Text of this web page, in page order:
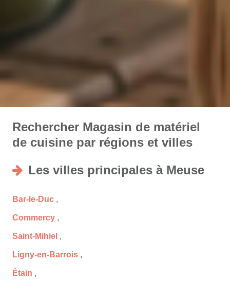
Rechercher Magasin de matériel
de cuisine par régions et villes
Les villes principales à Meuse
Bar-le-Duc ,
Commercy ,
Saint-Mihiel ,
Ligny-en-Barrois ,
Étain ,